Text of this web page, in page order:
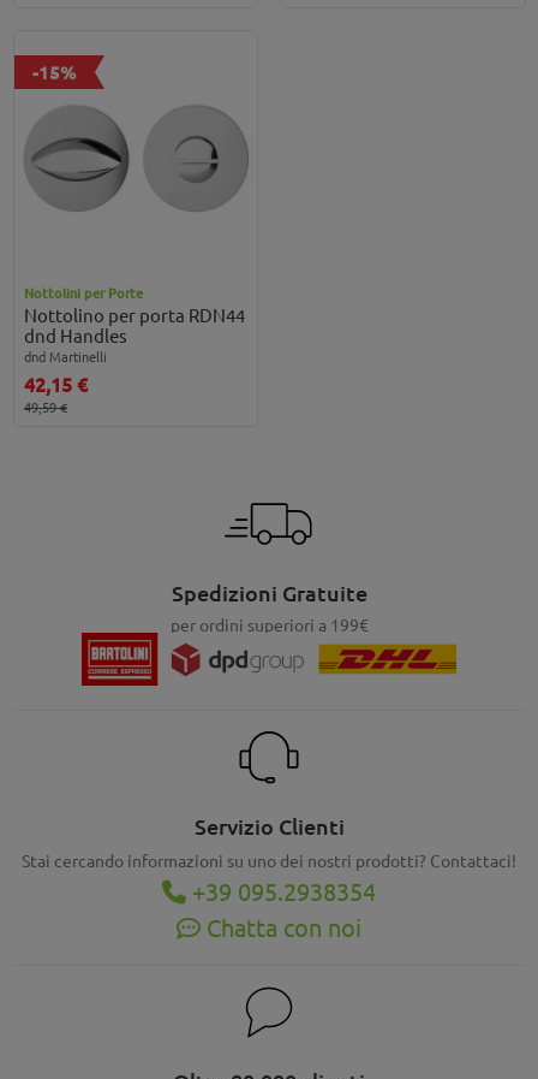
-15%
Nottolini per Porte
Nottolino per porta RDN44
dnd Handles
dnd Martinelli
42,15 €
49,59 €
Spedizioni Gratuite
per ordini superiori a 199€
Servizio Clienti
Stai cercando informazioni su uno dei nostri prodotti? Contattaci!
+39 095.2938354
Chatta con noi